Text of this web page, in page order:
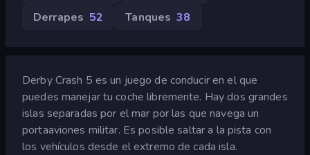
Derrapes 52 Tanques 38
Derby Crash 5 es un juego de conducir en el que
puedes manejar tu coche libremente. Hay dos grandes
islas separadas por el mar por las que navega un
portaaviones militar. Es posible saltar a la pista con
los vehículos desde el extremo de cada isla.